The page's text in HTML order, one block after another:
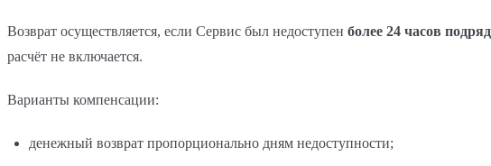
Возврат осуществляется, если Сервис был недоступен более 24 часов подряд
расчёт не включается.
Варианты компенсации:
денежный возврат пропорционально дням недоступности;